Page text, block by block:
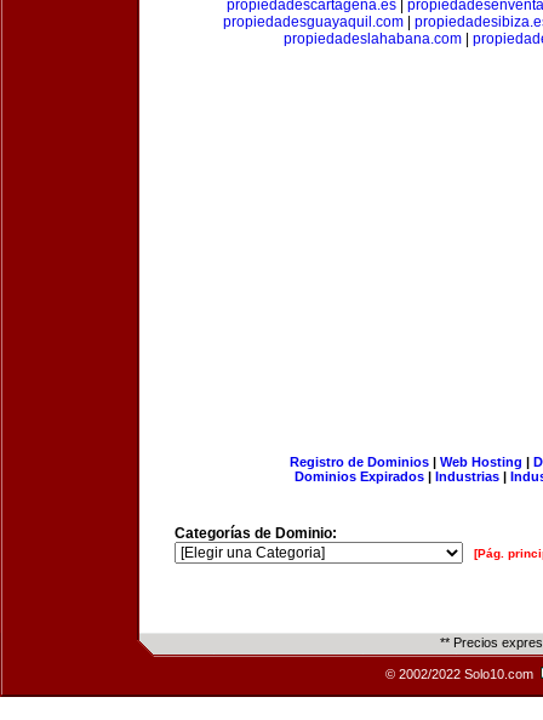
propiedadescartagena.es|
propiedadesguayaquil.com
propiedadeslahabana.com|
Registro de Dominios| Web Hosting |
Dominios Expirados | Industrias |
Categorías de Dominio:
[Pág.
** Precios
© 2002/2022 Solo10.com